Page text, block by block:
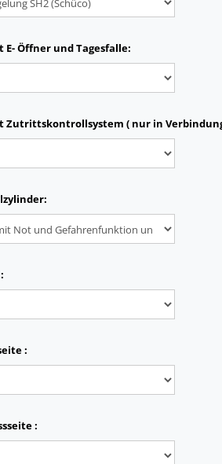
Öffner und Tagesfalle:
Zutrittskontrollsystem ( nur in
:
: